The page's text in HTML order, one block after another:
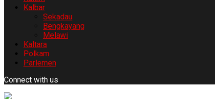
Kalbar
Sekadau
Bengkayang
Melawi
Kaltara
Polkam
Parlemen
Connect with us